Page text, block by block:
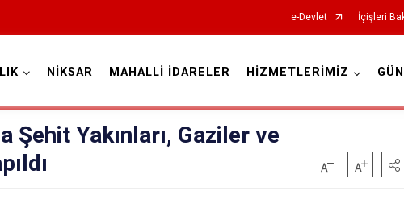
e-Devlet İçişleri
NİKSAR MAHALLİ İDARELER HİZMETLERİMİZ
Şehit Yakınları, Gaziler ve